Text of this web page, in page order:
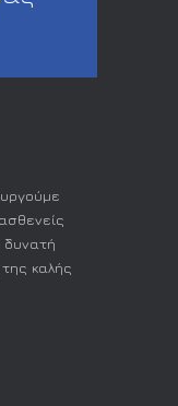
δυνατή
καλής